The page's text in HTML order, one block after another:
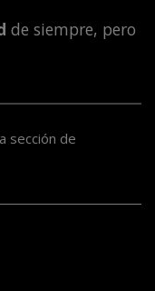
de siempre, pero
sección de